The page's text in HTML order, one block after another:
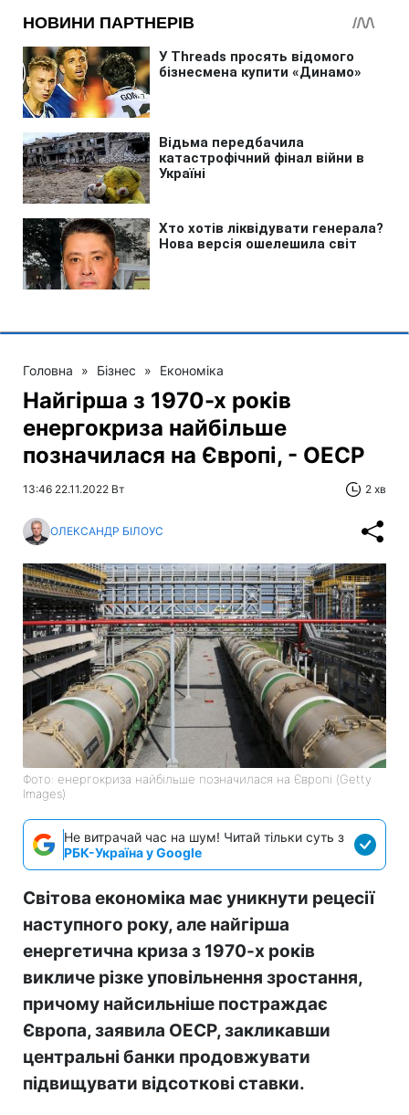
Головна » Бізнес » Економіка
Найгірша з 1970-х років
енергокриза найбільше
позначилася на Європі, - ОЕСР
13:46 22.11.2022 Вт 2 хв
ОЛЕКСАНДР БІЛОУС
Фото: енергокриза найбільше позначилася на Європі (Getty
Images)
Не витрачай час на шум! Читай тільки суть з
РБК-Україна у Google
Світова економіка має уникнути рецесії
наступного року, але найгірша
енергетична криза з 1970-х років
викличе різке уповільнення зростання,
причому найсильніше постраждає
Європа, заявила ОЕСР, закликавши
центральні банки продовжувати
підвищувати відсоткові ставки.